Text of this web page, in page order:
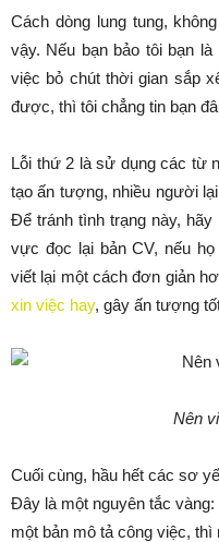
Cách dòng lung tung,
vậy. Nếu bạn bảo tôi bạn
việc bỏ chút thời gian sắp
được, thì tôi chẳng tin bạn
Lỗi thứ 2 là sử dụng các từ
tạo ấn tượng, nhiều người
Để tránh tình trạng này,
vực đọc lại bản CV, nếu
viết lại một cách đơn giản
xin việc hay, gây ấn tượng
Nên
Cuối cùng, hầu hết các sơ
Đây là một nguyên tắc
một bản mô tả công việc, thì